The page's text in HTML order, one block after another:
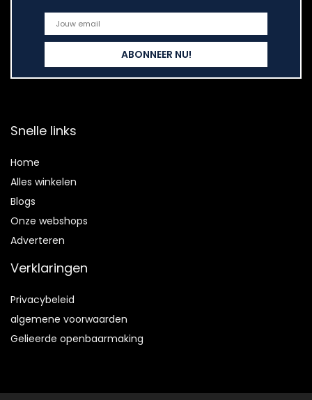
Snelle links
Home
Alles winkelen
Blogs
Onze webshops
Adverteren
Verklaringen
Privacybeleid
algemene voorwaarden
Gelieerde openbaarmaking